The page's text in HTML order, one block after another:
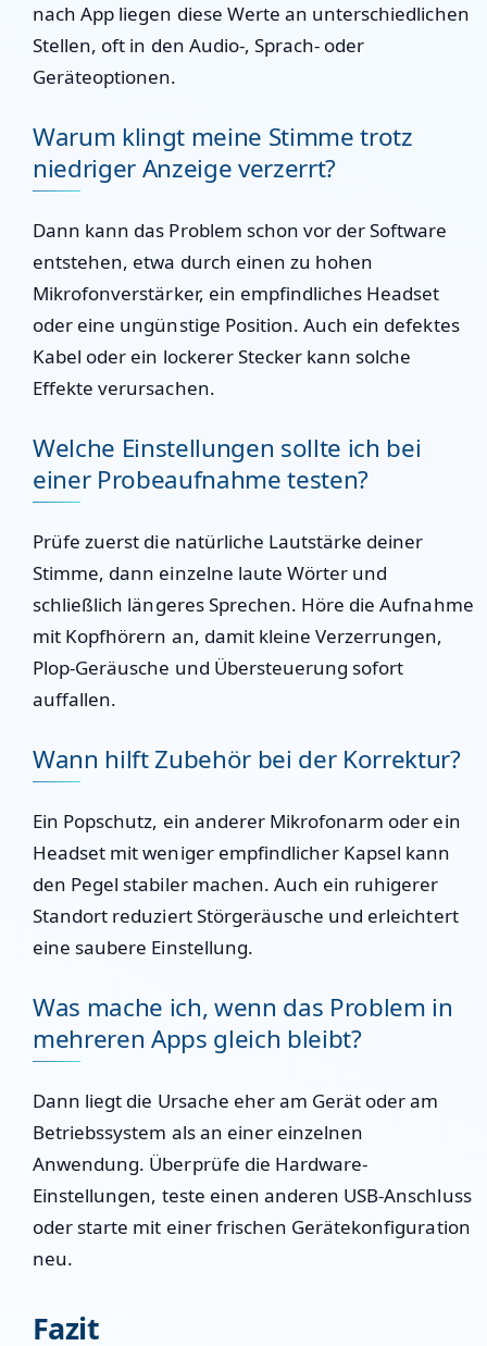
nach App liegen diese Werte an unterschiedlichen
Stellen, oft in den Audio-, Sprach- oder
Geräteoptionen.
Warum klingt meine Stimme trotz
niedriger Anzeige verzerrt?
Dann kann das Problem schon vor der Software
entstehen, etwa durch einen zu hohen
Mikrofonverstärker, ein empfindliches Headset
oder eine ungünstige Position. Auch ein defektes
Kabel oder ein lockerer Stecker kann solche
Effekte verursachen.
Welche Einstellungen sollte ich bei
einer Probeaufnahme testen?
Prüfe zuerst die natürliche Lautstärke deiner
Stimme, dann einzelne laute Wörter und
schließlich längeres Sprechen. Höre die Aufnahme
mit Kopfhörern an, damit kleine Verzerrungen,
Plop-Geräusche und Übersteuerung sofort
auffallen.
Wann hilft Zubehör bei der Korrektur?
Ein Popschutz, ein anderer Mikrofonarm oder ein
Headset mit weniger empfindlicher Kapsel kann
den Pegel stabiler machen. Auch ein ruhigerer
Standort reduziert Störgeräusche und erleichtert
eine saubere Einstellung.
Was mache ich, wenn das Problem in
mehreren Apps gleich bleibt?
Dann liegt die Ursache eher am Gerät oder am
Betriebssystem als an einer einzelnen
Anwendung. Überprüfe die Hardware-
Einstellungen, teste einen anderen USB-Anschluss
oder starte mit einer frischen Gerätekonfiguration
neu.
Fazit